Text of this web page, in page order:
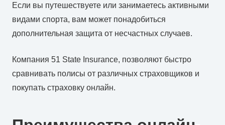
Если вы путешествуете или занимаетесь активными
видами спорта, вам может понадобиться
дополнительная защита от несчастных случаев.
Компания 51 State Insurance, позволяют быстро
сравнивать полисы от различных страховщиков и
покупать страховку онлайн.